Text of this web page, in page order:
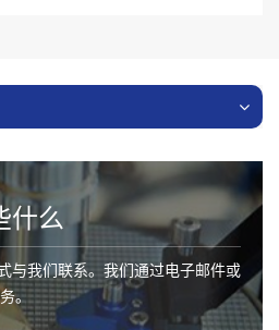
什么
与我们联系。我们通过电子邮件或
。